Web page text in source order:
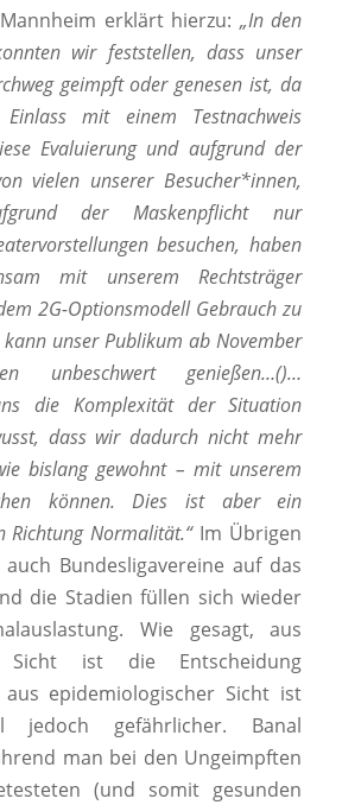
erklärt hierzu: „In den
wir feststellen, dass unser
geimpft oder genesen ist, da
mit einem Testnachweis
Evaluierung und aufgrund der
vielen unserer Besucher*innen,
der Maskenpflicht nur
besuchen, haben
mit unserem Rechtsträger
2G-Optionsmodell Gebrauch zu
unser Publikum ab November
unbeschwert genießen…()…
die Komplexität der Situation
dass wir dadurch nicht mehr
bislang gewohnt – mit unserem
können. Dies ist aber ein
Richtung Normalität.“Im Übrigen
Bundesligavereine auf das
die Stadien füllen sich wieder
Wie gesagt, aus
Sicht ist die Entscheidung
aus epidemiologischer Sicht ist
jedoch gefährlicher. Banal
man bei den Ungeimpften
(und somit gesunden